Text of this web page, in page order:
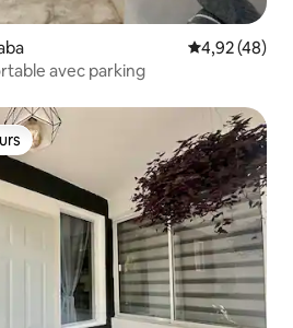
Évaluation
4,92 (48)
avec parking